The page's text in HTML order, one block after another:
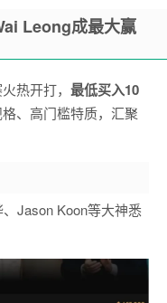
Leong成最大赢
热开打， 最低买入10
、高门槛特质，汇聚
Jason Koon等大神悉